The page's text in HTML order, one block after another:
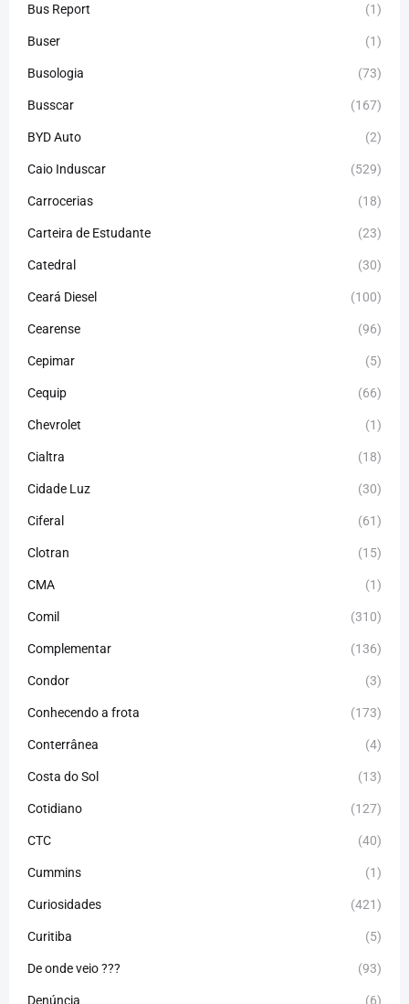
Bus Report (1)
Buser (1)
Busologia (73)
Busscar (167)
BYD Auto (2)
Caio Induscar (529)
Carrocerias (18)
Carteira de Estudante (23)
Catedral (30)
Ceará Diesel (100)
Cearense (96)
Cepimar (5)
Cequip (66)
Chevrolet (1)
Cialtra (18)
Cidade Luz (30)
Ciferal (61)
Clotran (15)
CMA (1)
Comil (310)
Complementar (136)
Condor (3)
Conhecendo a frota (173)
Conterrânea (4)
Costa do Sol (13)
Cotidiano (127)
CTC (40)
Cummins (1)
Curiosidades (421)
Curitiba (5)
De onde veio ??? (93)
Denúncia (6)